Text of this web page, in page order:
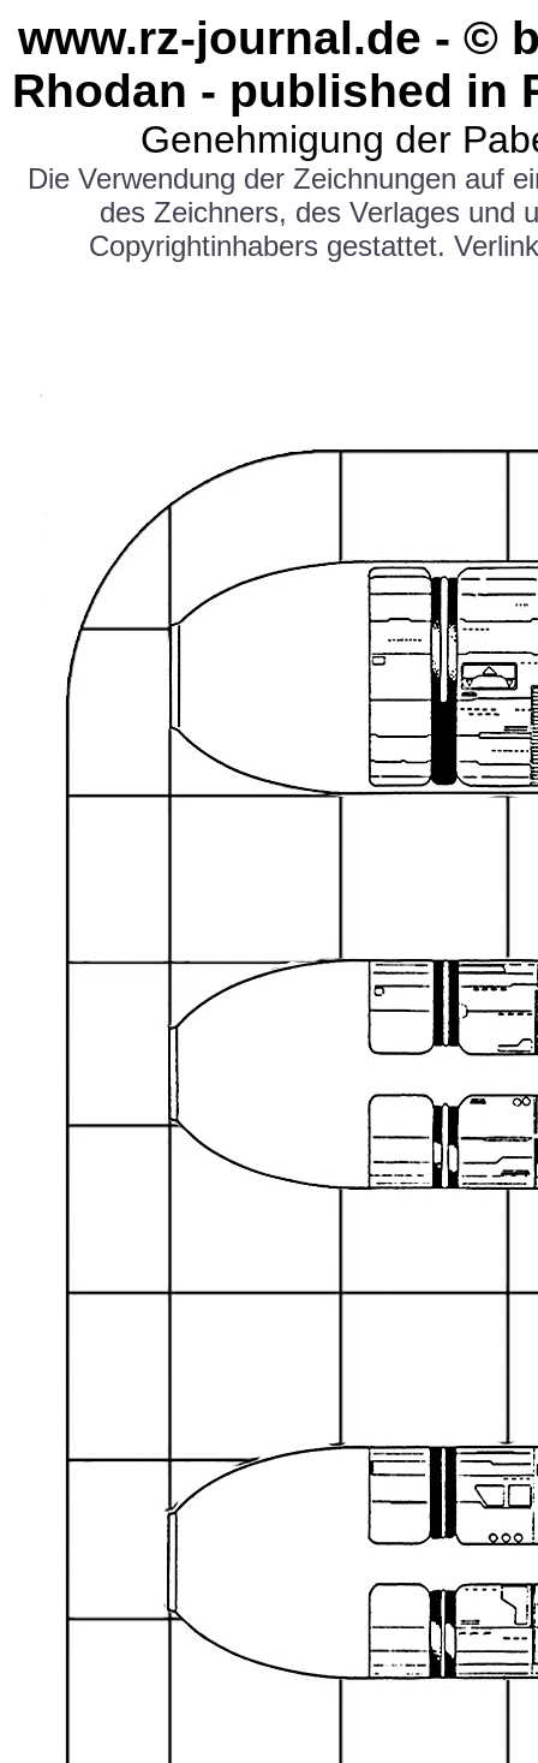
www.rz-journal.de - ©
Rhodan - published in
Genehmigung der
Die Verwendung der Zeichnungen auf
des Zeichners, des Verlages und
Copyrightinhabers gestattet.